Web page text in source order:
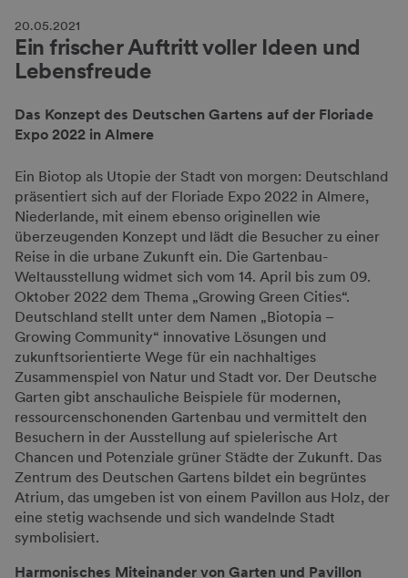
20.05.2021
Ein frischer Auftritt voller Ideen und
Lebensfreude
Das Konzept des Deutschen Gartens auf der Floriade
Expo 2022 in Almere
Ein Biotop als Utopie der Stadt von morgen: Deutschland
präsentiert sich auf der Floriade Expo 2022 in Almere,
Niederlande, mit einem ebenso originellen wie
überzeugenden Konzept und lädt die Besucher zu einer
Reise in die urbane Zukunft ein. Die Gartenbau-
Weltausstellung widmet sich vom 14. April bis zum 09.
Oktober 2022 dem Thema „Growing Green Cities“.
Deutschland stellt unter dem Namen „Biotopia –
Growing Community“ innovative Lösungen und
zukunftsorientierte Wege für ein nachhaltiges
Zusammenspiel von Natur und Stadt vor. Der Deutsche
Garten gibt anschauliche Beispiele für modernen,
ressourcenschonenden Gartenbau und vermittelt den
Besuchern in der Ausstellung auf spielerische Art
Chancen und Potenziale grüner Städte der Zukunft. Das
Zentrum des Deutschen Gartens bildet ein begrüntes
Atrium, das umgeben ist von einem Pavillon aus Holz, der
eine stetig wachsende und sich wandelnde Stadt
symbolisiert.
Harmonisches Miteinander von Garten und Pavillon